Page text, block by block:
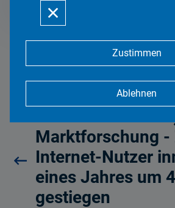
Zustimmen
Ablehnen
Marktforschung -
Internet-Nutzer
eines Jahres um
gestiegen